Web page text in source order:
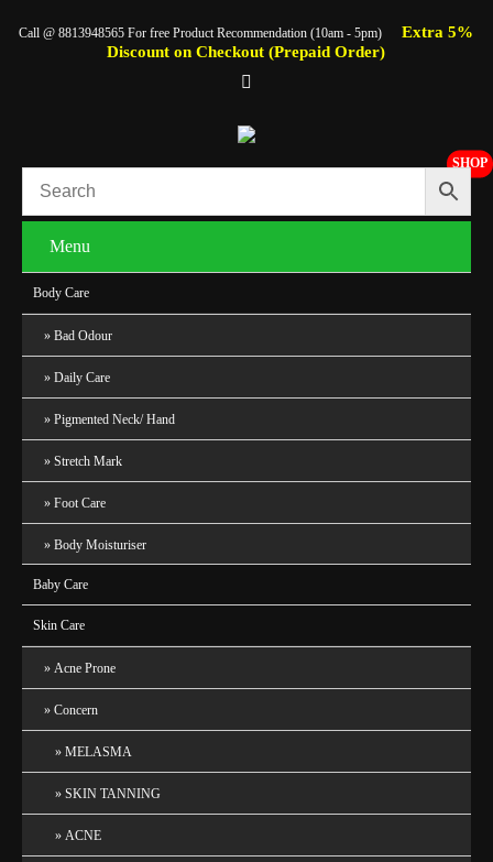
Call @ 8813948565 For free Product Recommendation (10am - 5pm)
Extra 5%
Discount on Checkout (Prepaid Order)
SHOP
Menu
Body Care
Bad Odour
Daily Care
Pigmented Neck/ Hand
Stretch Mark
Foot Care
Body Moisturiser
Baby Care
Skin Care
Acne Prone
Concern
MELASMA
SKIN TANNING
ACNE